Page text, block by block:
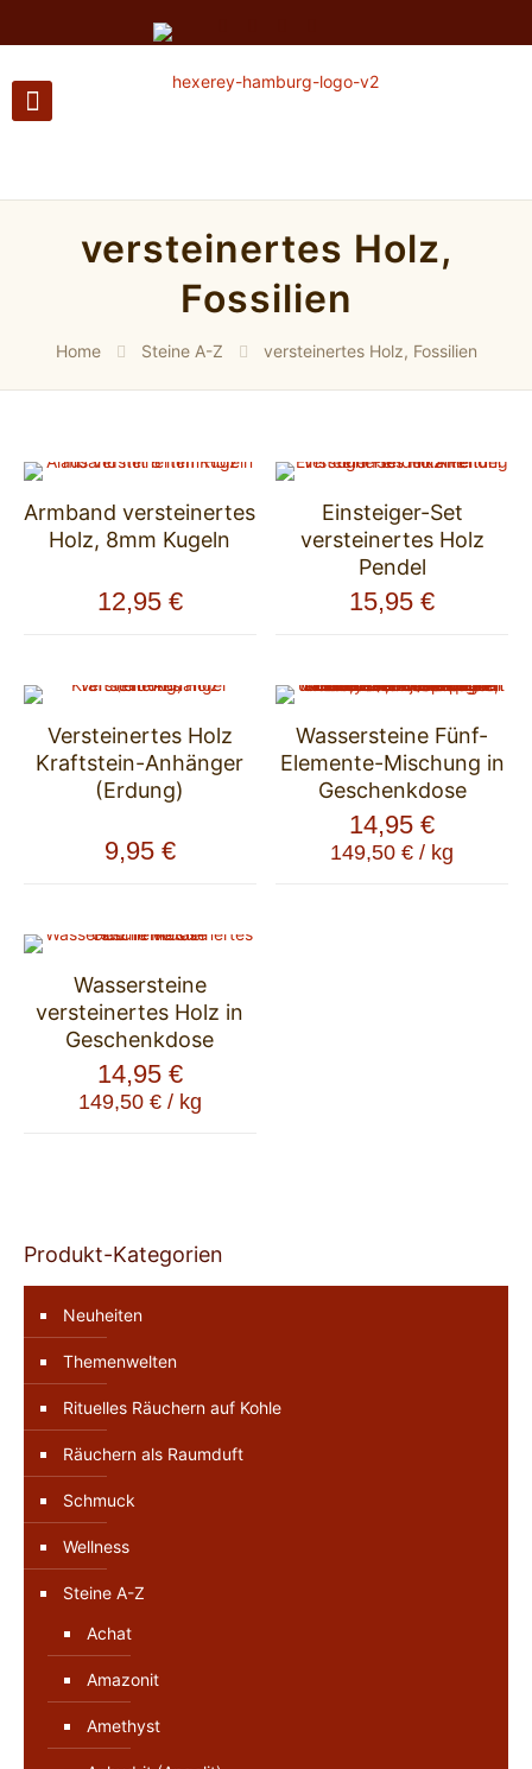
versteinertes Holz,
Fossilien
Home Steine A-Z versteinertes Holz, Fossilien
Armband versteinertes
Holz, 8mm Kugeln
12,95 €
Einsteiger-Set
versteinertes Holz
Pendel
15,95€
Versteinertes Holz
Kraftstein-Anhänger
(Erdung)
9,95 €
Wassersteine Fünf-
Elemente-Mischung in
Geschenkdose
14,95€
149,50€ / kg
Wassersteine
versteinertes Holz in
Geschenkdose
14,95 €
149,50 €/ kg
Produkt-Kategorien
Neuheiten
Themenwelten
Rituelles Räuchern auf Kohle
Räuchern als Raumduft
Schmuck
Wellness
Steine A-Z
Achat
Amazonit
Amethyst